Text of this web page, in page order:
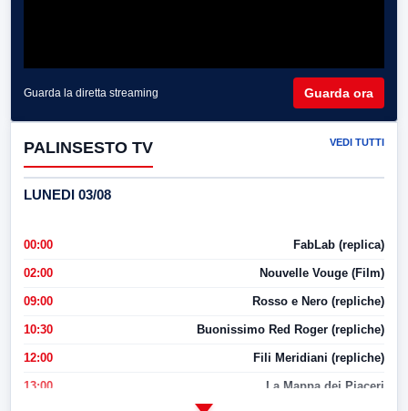
Guarda la diretta streaming Guarda ora
PALINSESTO TV VEDI TUTTI
LUNEDI 03/08
00:00 FabLab (replica)
02:00 Nouvelle Vouge (Film)
09:00 Rosso e Nero (repliche)
10:30 Buonissimo Red Roger (repliche)
12:00 Fili Meridiani (repliche)
13:00 La Mappa dei Piaceri